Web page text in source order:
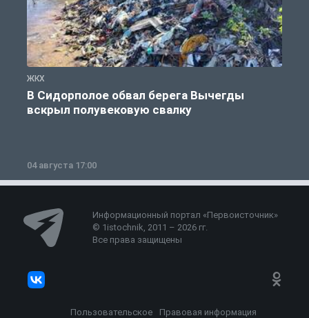
ЖКХ
В Сидорполое обвал берега Вычегды
вскрыл полувековую свалку
04 августа 17:00
Информационный портал «Первоисточник»
© 1istochnik, 2011 – 2026 гг.
Все права защищены
Пользовательское Правовая информация